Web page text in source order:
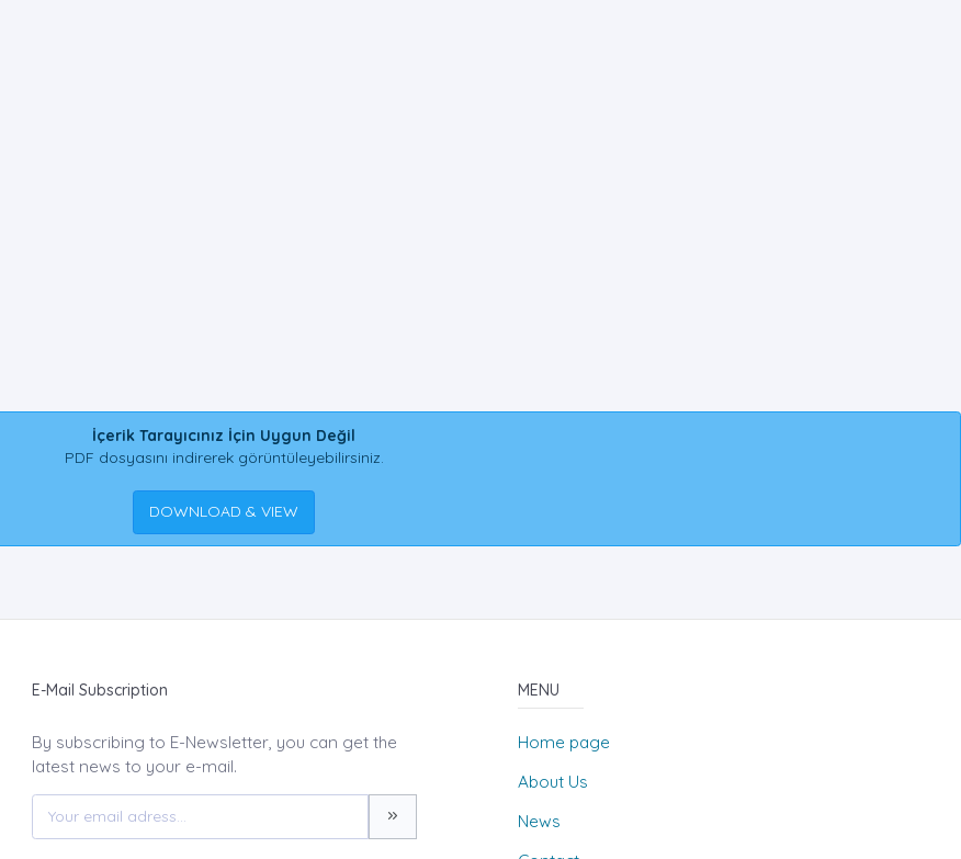
İçerik Tarayıcınız İçin Uygun Değil
PDF dosyasını indirerek görüntüleyebilirsiniz.
DOWNLOAD & VIEW
E-Mail Subscription
By subscribing to E-Newsletter, you can get the
latest news to your e-mail.
MENU
Home page
About Us
News